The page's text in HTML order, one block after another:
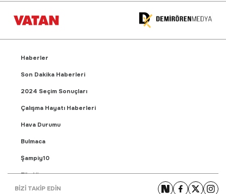
Haberler
Son Dakika Haberleri
2024 Seçim Sonuçları
Çalışma Hayatı Haberleri
Hava Durumu
Bulmaca
Şampiy10
Fikstür
Puan Durumu
BİZİ TAKİP EDİN